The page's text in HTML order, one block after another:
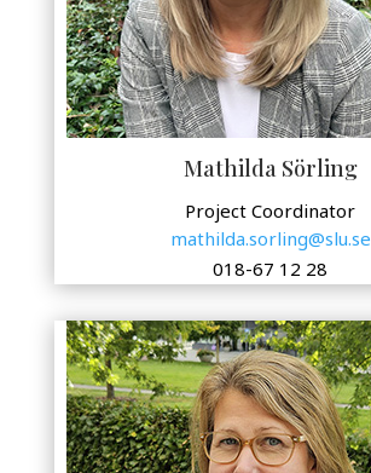
Mathilda Sörling
Project Coordinator
mathilda.sorling@slu.se
018-67 12 28